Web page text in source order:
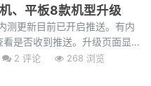
、平板8款机型升级
测更新目前已开启推送。有内
是否收到推送。升级页面显
2 评论 268 浏览